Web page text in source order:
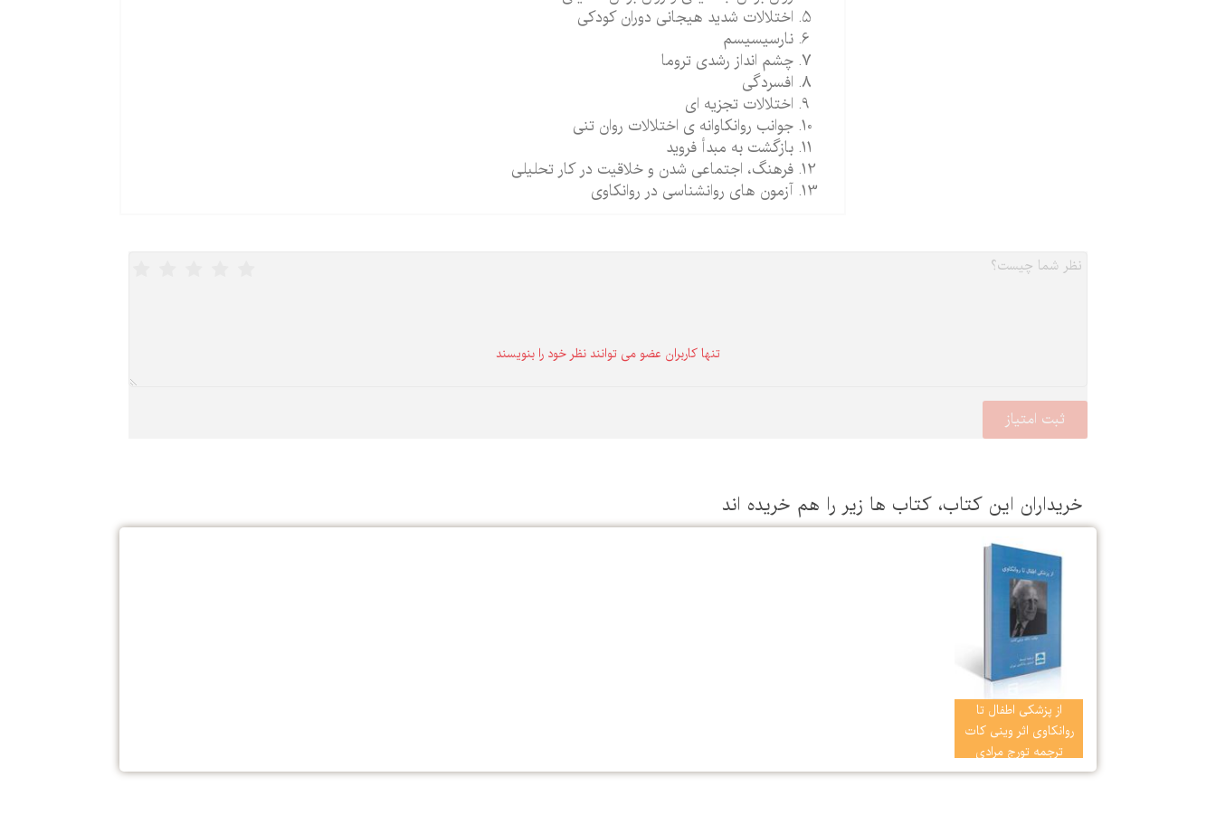
اختلالات شدید هیجانی دوران کودکی
نارسیسیسم
چشم انداز رشدی تروما
افسردگی
اختلالات تجزیه ای
جوانب روانکاوانه ی اختلالات روان تنی
بازگشت به مبدأ فروید
فرهنگ، اجتماعی شدن و خلاقیت در کار تحلیلی
آزمون های روانشناسی در روانکاوی
تنها كاربران عضو می توانند نظر خود را بنویسند
خریداران این كتاب، كتاب ها زیر را هم خریده اند
از پزشکی اطفال تا
روانکاوی اثر وینی کات
ترجمه تورج مرادی